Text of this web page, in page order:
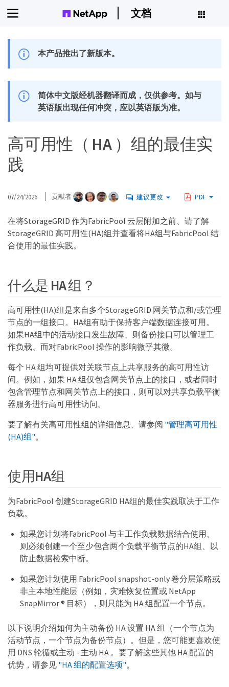
文档
本产品推出了新版本。
简体中文版经机器翻译而成，仅供参考。如与
英语版出现任何冲突，应以英语版为准。
高可用性（ HA ）组的最佳实
践
07/24/2026 贡献者 建议更改 PDF
在将StorageGRID 作为FabricPool 云层附加之前、请了解
StorageGRID 高可用性(HA)组并查看将HA组与FabricPool 结
合使用的最佳实践。
什么是 HA 组？
高可用性(HA)组是来自多个StorageGRID 网关节点和/或管理
节点的一组接口。HA组有助于保持客户端数据连接可用。
如果HA组中的活动接口发生故障、则备份接口可以管理工
作负载、而对FabricPool 操作的影响微乎其微。
每个 HA 组均可提供对关联节点上共享服务的高可用性访
问。例如，如果 HA 组仅包含网关节点上的接口，或者同时
包含管理节点和网关节点上的接口，则可以对共享负载平衡
器服务进行高可用性访问。
要了解有关高可用性组的详细信息、请参阅 "管理高可用性
(HA)组"。
使用HA组
为FabricPool 创建StorageGRID HA组的最佳实践取决于工作
负载。
如果您计划将FabricPool 与主工作负载数据结合使用、
则必须创建一个至少包含两个负载平衡节点的HA组、以
防止数据检索中断。
如果您计划使用 FabricPool snapshot-only 卷分层策略或
非主本地性能层（例如，灾难恢复位置或 NetApp
SnapMirror ® 目标），则只能为 HA 组配置一个节点。
以下说明介绍如何为主动备份 HA 设置 HA 组（一个节点为
活动节点，一个节点为备份节点）。但是，您可能更喜欢使
用 DNS 轮循或主动 - 主动 HA 。要了解这些其他 HA 配置的
优势，请参见 "HA 组的配置选项"。